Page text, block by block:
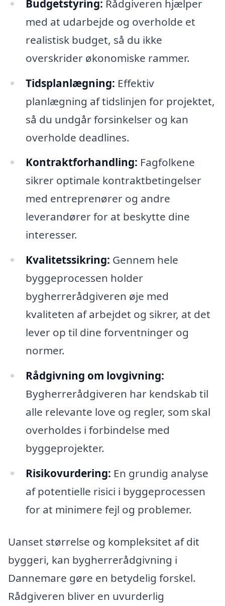
Budgetstyring: Rådgiveren hjælper
med at udarbejde og overholde et
realistisk budget, så du ikke
overskrider økonomiske rammer.
Tidsplanlægning: Effektiv
planlægning af tidslinjen for projektet,
så du undgår forsinkelser og kan
overholde deadlines.
Kontraktforhandling: Fagfolkene
sikrer optimale kontraktbetingelser
med entreprenører og andre
leverandører for at beskytte dine
interesser.
Kvalitetssikring: Gennem hele
byggeprocessen holder
bygherrerådgiveren øje med
kvaliteten af arbejdet og sikrer, at det
lever op til dine forventninger og
normer.
Rådgivning om lovgivning:
Bygherrerådgiveren har kendskab til
alle relevante love og regler, som skal
overholdes i forbindelse med
byggeprojekter.
Risikovurdering: En grundig analyse
af potentielle risici i byggeprocessen
for at minimere fejl og problemer.
Uanset størrelse og kompleksitet af dit
byggeri, kan bygherrerådgivning i
Dannemare gøre en betydelig forskel.
Rådgiveren bliver en uvurderlig